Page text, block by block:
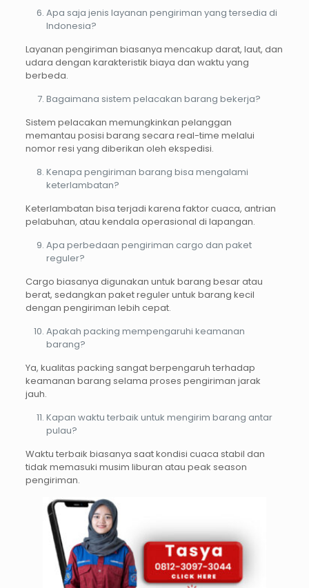
Apa saja jenis layanan pengiriman yang tersedia di
Indonesia?
Layanan pengiriman biasanya mencakup darat, laut, dan
udara dengan karakteristik biaya dan waktu yang
berbeda.
Bagaimana sistem pelacakan barang bekerja?
Sistem pelacakan memungkinkan pelanggan
memantau posisi barang secara real-time melalui
nomor resi yang diberikan oleh ekspedisi.
Kenapa pengiriman barang bisa mengalami
keterlambatan?
Keterlambatan bisa terjadi karena faktor cuaca, antrian
pelabuhan, atau kendala operasional di lapangan.
Apa perbedaan pengiriman cargo dan paket
reguler?
Cargo biasanya digunakan untuk barang besar atau
berat, sedangkan paket reguler untuk barang kecil
dengan pengiriman lebih cepat.
Apakah packing mempengaruhi keamanan
barang?
Ya, kualitas packing sangat berpengaruh terhadap
keamanan barang selama proses pengiriman jarak
jauh.
Kapan waktu terbaik untuk mengirim barang antar
pulau?
Waktu terbaik biasanya saat kondisi cuaca stabil dan
tidak memasuki musim liburan atau peak season
pengiriman.